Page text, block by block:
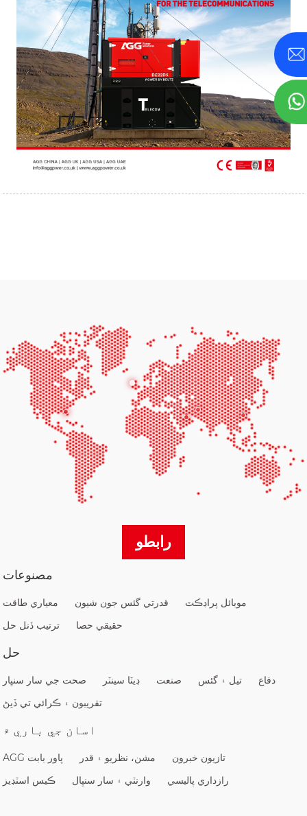
رابطو
مصنوعات
معياري طاقت قدرتي گئس جون شيون
موبائل پراڊڪٽ
ترتيب ڏنل حل
حقيقي حصا
حل
صحت جي سار سنڀار ڊيٽا سينٽر صنعت تيل ۽ گئس
دفاع
تقريبون ۽ ڪرائي تي ڏيڻ
اسان جي باري ۾
AGG پاور بابت مشن، نظريو ۽ قدر
تازيون خبرون
ڪيس اسٽڊيز
وارنٽي ۽ سار سنڀال رازداري پاليسي